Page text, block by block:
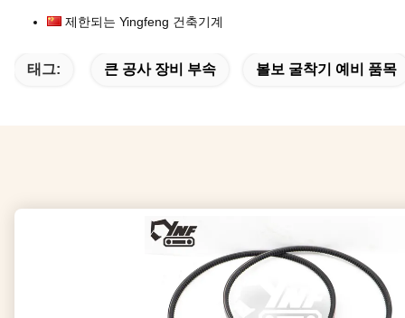
제한되는 Yingfeng 건축기계
태그: 큰 공사 장비 부속 볼보 굴착기 예비 품목